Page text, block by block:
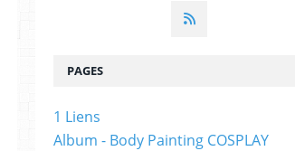
PAGES
1 Liens
Album - Body Painting COSPLAY